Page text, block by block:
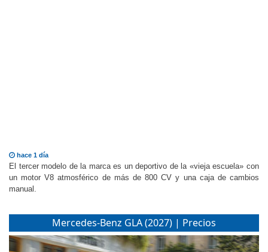
hace 1 día
El tercer modelo de la marca es un deportivo de la «vieja escuela» con
un motor V8 atmosférico de más de 800 CV y una caja de cambios
Mercedes-Benz GLA (2027) | Precios